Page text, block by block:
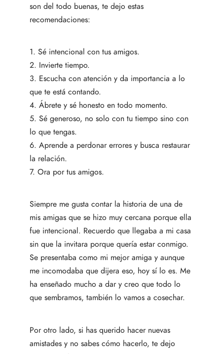
son del todo buenas, te dejo estas
recomendaciones:
1. Sé intencional con tus amigos.
2. Invierte tiempo.
3. Escucha con atención y da importancia a lo
que te está contando.
4. Ábrete y sé honesto en todo momento.
5. Sé generoso, no solo con tu tiempo sino con
lo que tengas.
6. Aprende a perdonar errores y busca restaurar
la relación.
7. Ora por tus amigos.
Siempre me gusta contar la historia de una de
mis amigas que se hizo muy cercana porque ella
fue intencional. Recuerdo que llegaba a mi casa
sin que la invitara porque quería estar conmigo.
Se presentaba como mi mejor amiga y aunque
me incomodaba que dijera eso, hoy sí lo es. Me
ha enseñado mucho a dar y creo que todo lo
que sembramos, también lo vamos a cosechar.
Por otro lado, si has querido hacer nuevas
amistades y no sabes cómo hacerlo, te dejo